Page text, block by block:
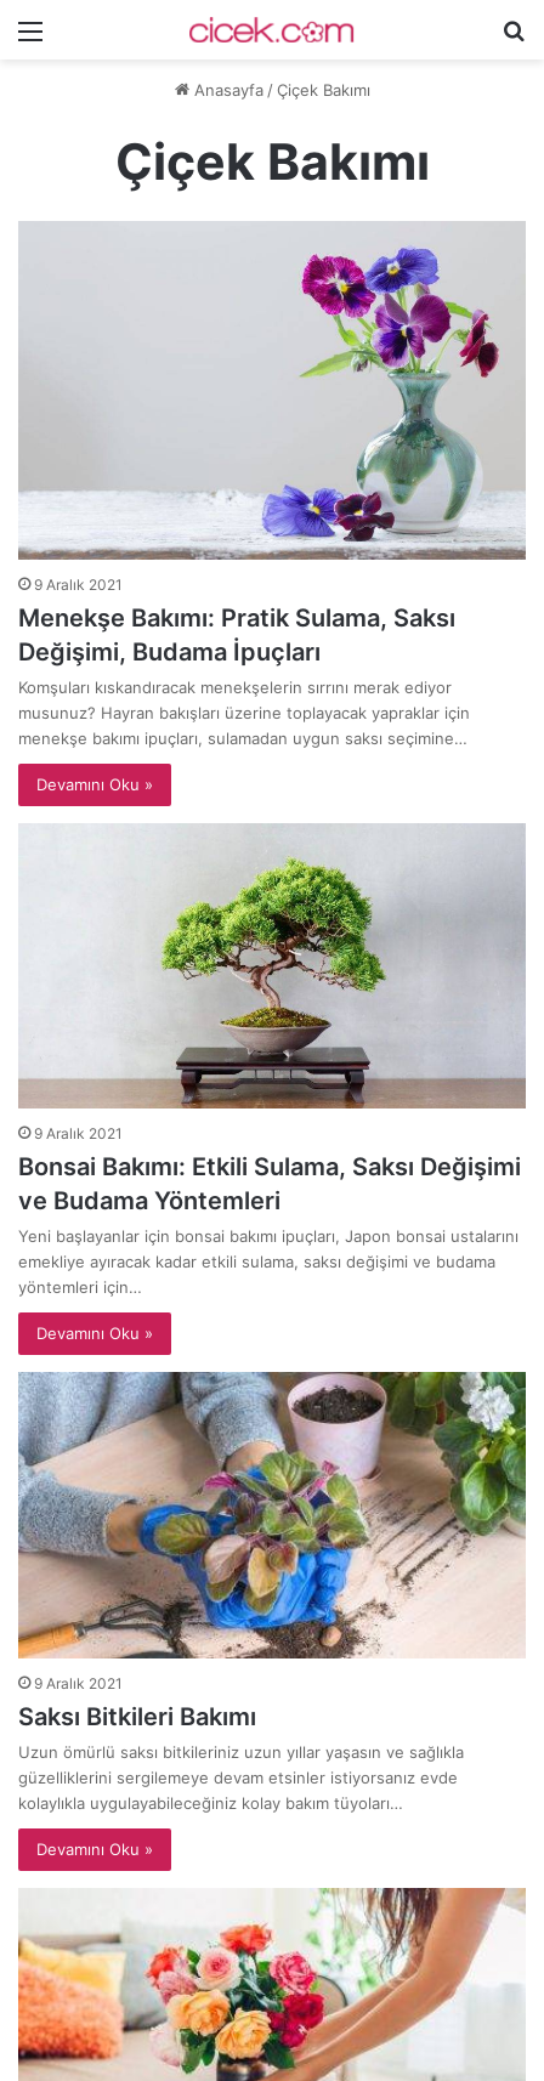
Menü
Anasayfa / Çiçek Bakımı
Çiçek Bakımı
9 Aralık 2021
Menekşe Bakımı: Pratik Sulama, Saksı
Değişimi, Budama İpuçları
Komşuları kıskandıracak menekşelerin sırrını merak ediyor
musunuz? Hayran bakışları üzerine toplayacak yapraklar için
menekşe bakımı ipuçları, sulamadan uygun saksı seçimine…
Devamını Oku »
9 Aralık 2021
Bonsai Bakımı: Etkili Sulama, Saksı Değişimi
ve Budama Yöntemleri
Yeni başlayanlar için bonsai bakımı ipuçları, Japon bonsai ustalarını
emekliye ayıracak kadar etkili sulama, saksı değişimi ve budama
yöntemleri için…
Devamını Oku »
9 Aralık 2021
Saksı Bitkileri Bakımı
Uzun ömürlü saksı bitkileriniz uzun yıllar yaşasın ve sağlıkla
güzelliklerini sergilemeye devam etsinler istiyorsanız evde
kolaylıkla uygulayabileceğiniz kolay bakım tüyoları…
Devamını Oku »